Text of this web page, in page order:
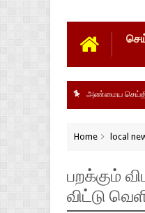
அண்மைய
அன்னையின் ஆவணித் திருவிழா
Home local
பறக்கும்
விட்டு